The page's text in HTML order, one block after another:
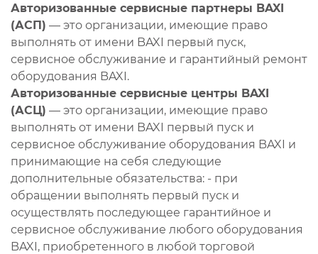
Авторизованные сервисные партнеры BAXI
(АСП) — это организации, имеющие право
выполнять от имени BAXI первый пуск,
сервисное обслуживание и гарантийный ремонт
оборудования BAXI.
Авторизованные сервисные центры BAXI
(АСЦ) — это организации, имеющие право
выполнять от имени BAXI первый пуск и
сервисное обслуживание оборудования BAXI и
принимающие на себя следующие
дополнительные обязательства: - при
обращении выполнять первый пуск и
осуществлять последующее гарантийное и
сервисное обслуживание любого оборудования
BAXI, приобретенного в любой торговой